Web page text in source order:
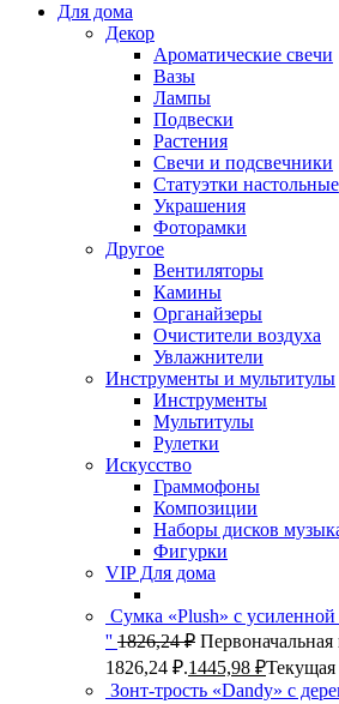
Для дома
Декор
Ароматические свечи
Вазы
Лампы
Подвески
Растения
Свечи и подсвечники
Статуэтки настольные
Украшения
Фоторамки
Другое
Вентиляторы
Камины
Органайзеры
Очистители воздуха
Увлажнители
Инструменты и мультитулы
Инструменты
Мультитулы
Рулетки
Искусство
Граммофоны
Композиции
Наборы дисков
Фигурки
VIP Для дома
Сумка «Plush» c
'' 1826,24₽ Первоначальная
1826,24 ₽.1445,98 ₽Текущая
Зонт-трость «Dandy» с